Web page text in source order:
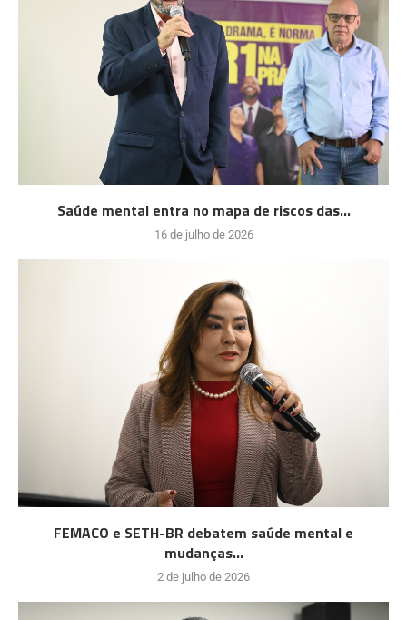
Saúde mental entra no mapa de riscos das...
16 de julho de 2026
FEMACO e SETH-BR debatem saúde mental e
mudanças...
2 de julho de 2026